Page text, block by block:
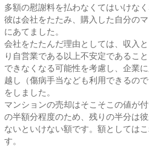
多額の慰謝料を払わなくてはいけなく
彼は会社をたたみ、購入した自分の
にあてました。
会社をたたんだ理由としては、収入
り自営業である以上不安定であるこ
できなくなる可能性を考慮し、企業
越し（傷病手当なども利用できるの
をしました。
マンションの売却はそこそこの値が
の半額分程度のため、残りの半分は
ないといけない額です。額としては
す。